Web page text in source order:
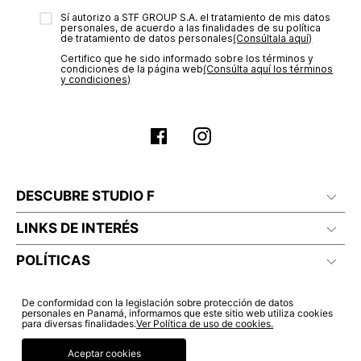
No lavado en seco
estado de tu compra puedes ingresar al menú de “Mi cuenta -
Mis Pedidos” en nuestra página webwww.studiofpanama.pa
Sí autorizo a STF GROUP S.A. el tratamiento de mis datos
personales, de acuerdo a las finalidades de su política
de tratamiento de datos personales‎(Consúltala aquí)
Certifico que he sido informado sobre los términos y
condiciones de la página web‎(Consúlta aquí los términos
y condiciones)
DESCUBRE STUDIO F
LINKS DE INTERÉS
POLÍTICAS
De conformidad con la legislación sobre protección de datos
personales en Panamá, informamos que este sitio web utiliza cookies
para diversas finalidades.Ver Política de uso de cookies.
Aceptar cookies